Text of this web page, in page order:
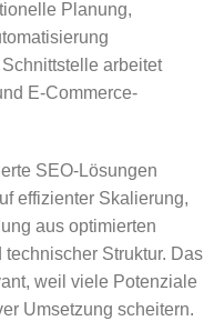
Planung,
arbeitet
E-Commerce-
SEO-Lösungen
effizienter Skalierung,
aus optimierten
Struktur. Das
weil viele Potenziale
Umsetzung scheitern.